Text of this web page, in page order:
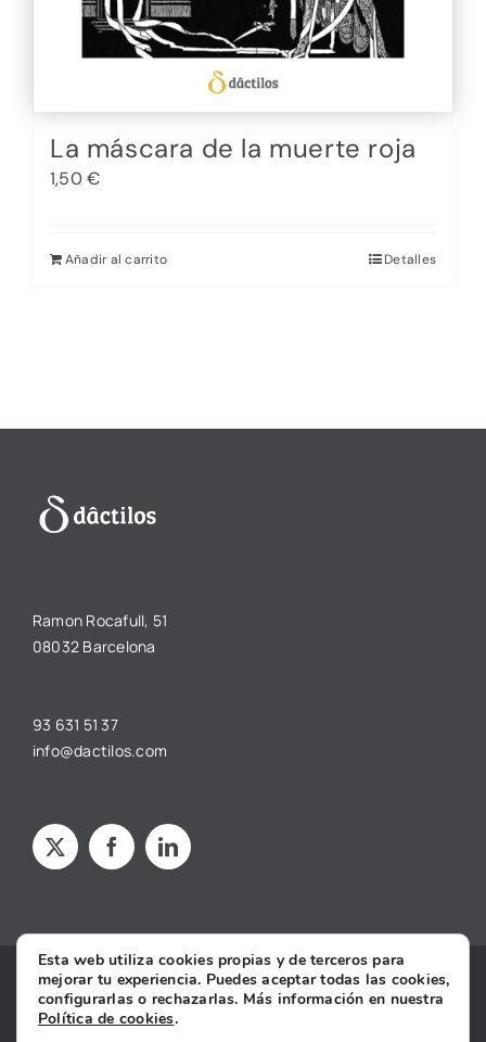
La máscara de la muerte roja
1,50€
Añadir al carrito Detalles
Ramon Rocafull, 51
08032 Barcelona
93 631 51 37
info@dactilos.com
Copyright © 2025 dâctilos |Aviso legal·Política de privacidad·
Política de cookies ·Condiciones Generales de Contratación·
Declaración de Accesibilidad
Esta web utiliza cookies propias y de terceros para
mejorar tu experiencia. Puedes aceptar todas las cookies,
configurarlas o rechazarlas. Más información en nuestra
Política de cookies.